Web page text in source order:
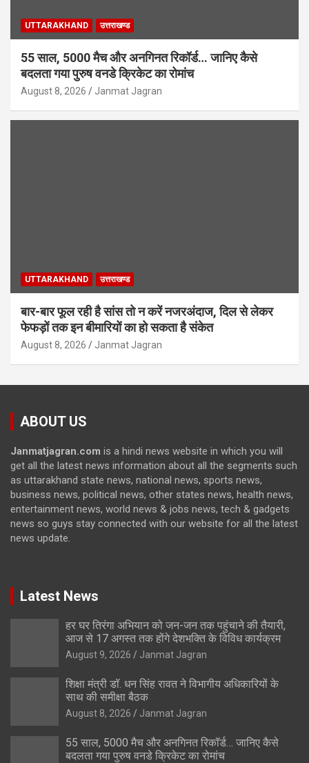
UTTARAKHAND उत्तराखण्ड
55 साल, 5000 मैच और अनगिनत रिकॉर्ड… जानिए कैसे
बदलता गया पुरुष वनडे क्रिकेट का रोमांच
August 8, 2026 Janmat Jagran
UTTARAKHAND उत्तराखण्ड
बार-बार फूल रही है सांस तो न करें नजरअंदाज, दिल से लेकर
फेफड़ों तक इन बीमारियों का हो सकता है संकेत
August 8, 2026 Janmat Jagran
ABOUT US
Janmatjagran.com is a hindi news website in which you will
get all the latest news information about all the segments such
as uttarakhand state news, national news, sports news,
business news, political news, other states news, health news,
entertainment news, world news & jobs news, tech & gadgets
news so guys stay connected with our website for all the latest
news update.
Latest News
हर घर तिरंगा अभियान को जन-जन तक पहुंचाने की तैयारी,
आज से 17 अगस्त तक होंगे देशभक्ति के विविध कार्यक्रम
August 9, 2026 Janmat Jagran
शिक्षा मंत्री डॉ. धन सिंह रावत ने विभागीय अधिकारियों के
साथ की समीक्षा बैठक
August 8, 2026 Janmat Jagran
55 साल, 5000 मैच और अनगिनत रिकॉर्ड… जानिए कैसे
बदलता गया पुरुष वनडे क्रिकेट का रोमांच